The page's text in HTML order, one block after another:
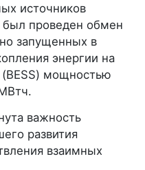
источников
был проведен обмен
запущенных в
энергии на
(BESS) мощностью
важность
развития
взаимных